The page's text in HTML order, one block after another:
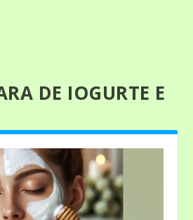
DE IOGURTE E